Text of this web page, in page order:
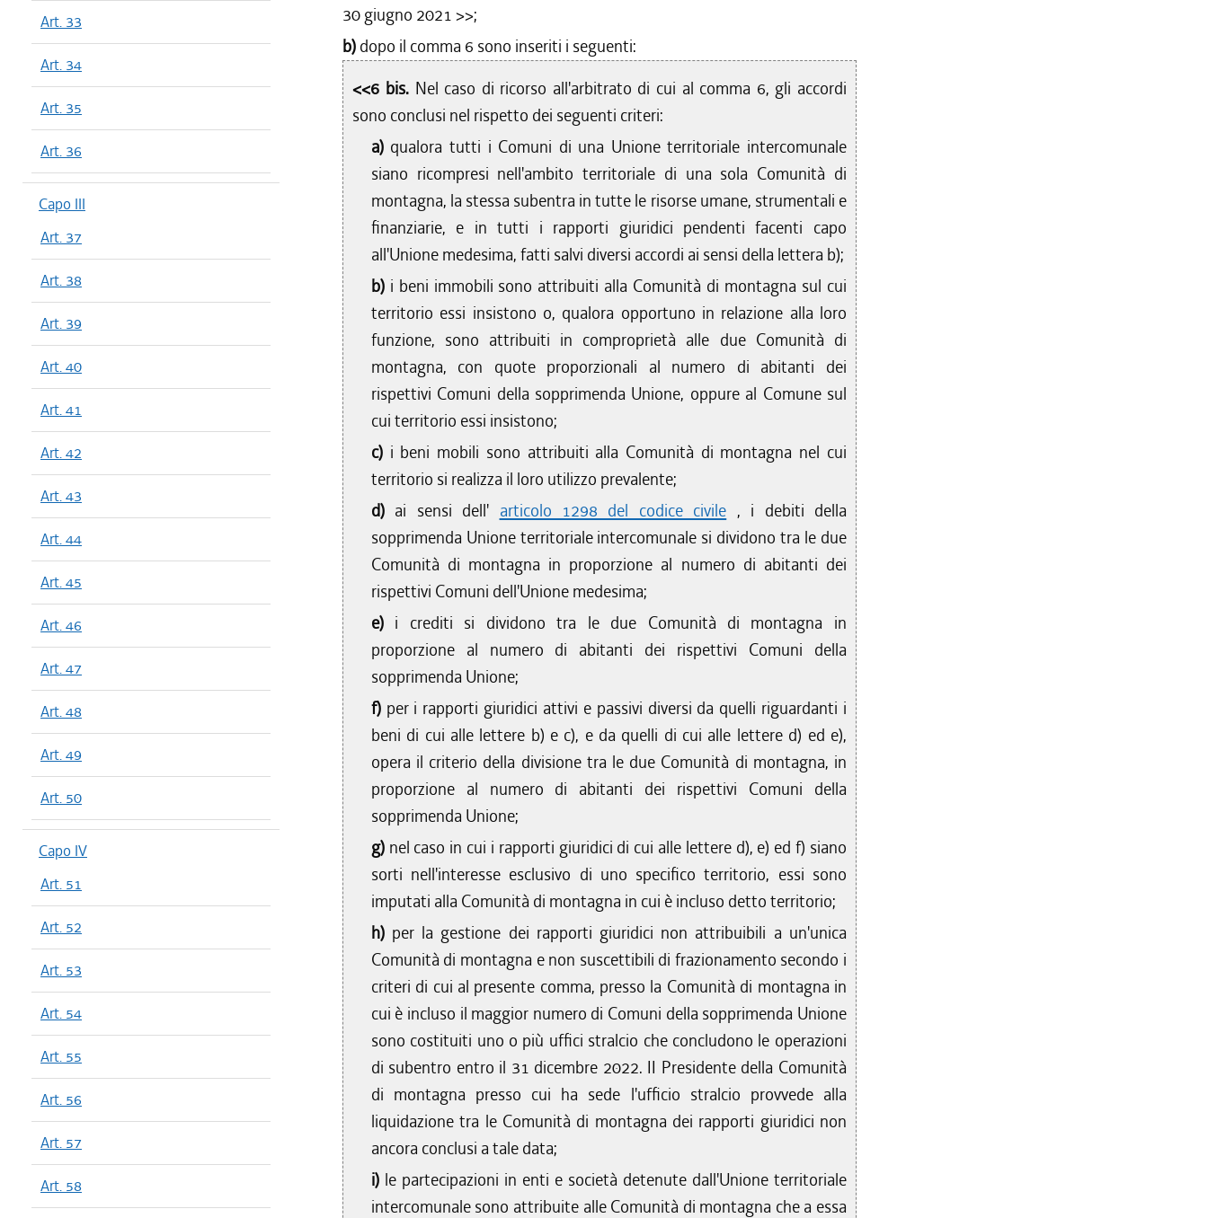
Art. 33
Art. 34
Art. 35
Art. 36
Capo III
Art. 37
Art. 38
Art. 39
Art. 40
Art. 41
Art. 42
Art. 43
Art. 44
Art. 45
Art. 46
Art. 47
Art. 48
Art. 49
Art. 50
Capo IV
Art. 51
Art. 52
Art. 53
Art. 54
Art. 55
Art. 56
Art. 57
Art. 58
30 giugno 2021 >>;
b) dopo il comma 6 sono inseriti i seguenti:
<<6 bis. Nel caso di ricorso all'arbitrato di cui al comma 6, gli accordi
sono conclusi nel rispetto dei seguenti criteri:
a) qualora tutti i Comuni di una Unione territoriale intercomunale
siano ricompresi nell'ambito territoriale di una sola Comunità di
montagna, la stessa subentra in tutte le risorse umane, strumentali e
finanziarie, e in tutti i rapporti giuridici pendenti facenti capo
all'Unione medesima, fatti salvi diversi accordi ai sensi della lettera b);
b) i beni immobili sono attribuiti alla Comunità di montagna sul cui
territorio essi insistono o, qualora opportuno in relazione alla loro
funzione, sono attribuiti in comproprietà alle due Comunità di
montagna, con quote proporzionali al numero di abitanti dei
rispettivi Comuni della sopprimenda Unione, oppure al Comune sul
cui territorio essi insistono;
c) i beni mobili sono attribuiti alla Comunità di montagna nel cui
territorio si realizza il loro utilizzo prevalente;
d) ai sensi dell' articolo 1298 del codice civile , i debiti della
sopprimenda Unione territoriale intercomunale si dividono tra le due
Comunità di montagna in proporzione al numero di abitanti dei
rispettivi Comuni dell'Unione medesima;
e) i crediti si dividono tra le due Comunità di montagna in
proporzione al numero di abitanti dei rispettivi Comuni della
sopprimenda Unione;
f) per i rapporti giuridici attivi e passivi diversi da quelli riguardanti i
beni di cui alle lettere b) e c), e da quelli di cui alle lettere d) ed e),
opera il criterio della divisione tra le due Comunità di montagna, in
proporzione al numero di abitanti dei rispettivi Comuni della
sopprimenda Unione;
g) nel caso in cui i rapporti giuridici di cui alle lettere d), e) ed f) siano
sorti nell'interesse esclusivo di uno specifico territorio, essi sono
imputati alla Comunità di montagna in cui è incluso detto territorio;
h) per la gestione dei rapporti giuridici non attribuibili a un'unica
Comunità di montagna e non suscettibili di frazionamento secondo i
criteri di cui al presente comma, presso la Comunità di montagna in
cui è incluso il maggior numero di Comuni della sopprimenda Unione
sono costituiti uno o più uffici stralcio che concludono le operazioni
di subentro entro il 31 dicembre 2022. II Presidente della Comunità
di montagna presso cui ha sede l'ufficio stralcio provvede alla
liquidazione tra le Comunità di montagna dei rapporti giuridici non
ancora conclusi a tale data;
i) le partecipazioni in enti e società detenute dall'Unione territoriale
intercomunale sono attribuite alle Comunità di montagna che a essa